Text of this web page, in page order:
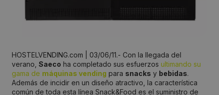
HOSTELVENDING.com | 03/06/11.- Con la llegada del
verano, Saeco ha completado sus esfuerzos ultimando su
gama de máquinas vending para snacks y bebidas.
Además de incidir en un diseño atractivo, la característica
común de toda esta línea Snack&Food es el suministro de